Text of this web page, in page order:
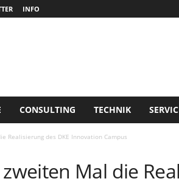
INFO
CONSULTING TECHNIK
Realisierung des DKE Innovation Campus
Mal die